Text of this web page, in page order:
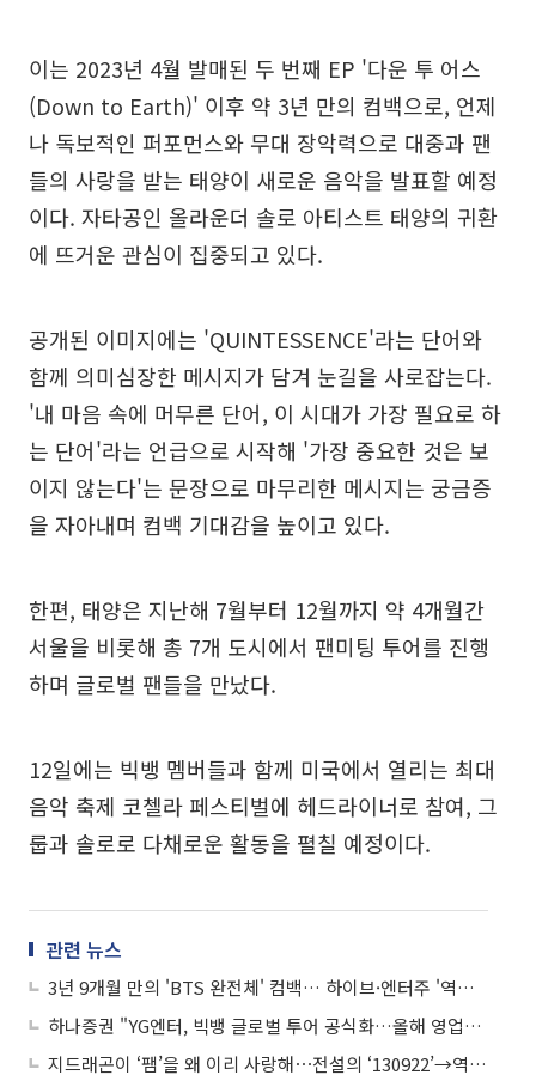
이는 2023년 4월 발매된 두 번째 EP '다운 투 어스
(Down to Earth)' 이후 약 3년 만의 컴백으로, 언제
나 독보적인 퍼포먼스와 무대 장악력으로 대중과 팬
들의 사랑을 받는 태양이 새로운 음악을 발표할 예정
이다. 자타공인 올라운더 솔로 아티스트 태양의 귀환
에 뜨거운 관심이 집중되고 있다.
공개된 이미지에는 'QUINTESSENCE'라는 단어와
함께 의미심장한 메시지가 담겨 눈길을 사로잡는다.
'내 마음 속에 머무른 단어, 이 시대가 가장 필요로 하
는 단어'라는 언급으로 시작해 '가장 중요한 것은 보
이지 않는다'는 문장으로 마무리한 메시지는 궁금증
을 자아내며 컴백 기대감을 높이고 있다.
한편, 태양은 지난해 7월부터 12월까지 약 4개월간
서울을 비롯해 총 7개 도시에서 팬미팅 투어를 진행
하며 글로벌 팬들을 만났다.
12일에는 빅뱅 멤버들과 함께 미국에서 열리는 최대
음악 축제 코첼라 페스티벌에 헤드라이너로 참여, 그
룹과 솔로로 다채로운 활동을 펼칠 예정이다.
관련 뉴스
3년 9개월 만의 'BTS 완전체' 컴백… 하이브·엔터주 '역대급 호황' 예고
하나증권 "YG엔터, 빅뱅 글로벌 투어 공식화…올해 영업익 추정치 40%↑"
지드래곤이 ‘팸’을 왜 이리 사랑해⋯전설의 ‘130922’→역조공까지